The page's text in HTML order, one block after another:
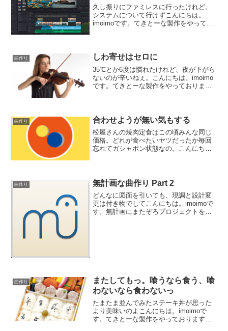
久し振りにファミレスに行ったけれど。
システムについて行けずこんにちは。
imoimoです。てきとーな製作をやってお
は、意外と大変な様でし...
曲作り しわ寄せはセロに
35℃とか6度は慣れたけれど、夜が下がら
ないのが辛いねぇ。こんにちは。imoimo
です。てきとーな製作をやっておりま
はセロを入れてい...
曲作り 合わせようが無い気もする
松屋さんの焼肉定食はこの頃みんな同じ
価格。どれが食べたいヤツだったか毎回
忘れてガシャポン状態なの。こんにち
間違えずに済みました...
曲作り 無計画な曲作り Part 2
どんなに図面を引いても、現調と設計変
更は付き物でしてこんにちは。imoimoで
す。無計画にまたぞろプロジェクトを作
曲作り
またしてもっ。喰うなら食う、喰
わないなら食わないっ
たまたま並んでみたステーキ丼が思った
より美味いのよこんにちは。imoimoで
す。てきとーな製作をやっております。